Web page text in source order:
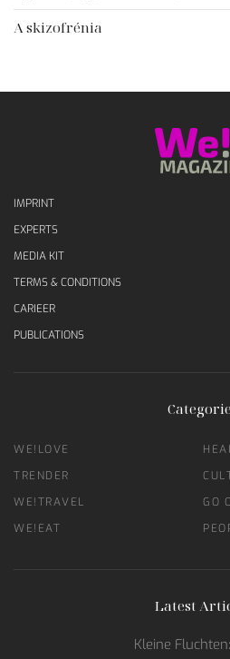
A skizofrénia
IMPRINT
EXPERTS
MEDIA KIT
TERMS & CONDITIONS
CARIEER
PUBLICATIONS
WE!LOVE
TRENDER
WE!TRAVEL
WE!EAT
GO
Latest
Kleine